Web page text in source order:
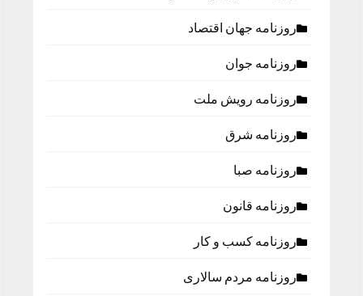
روزنامه جهان اقتصاد
روزنامه جوان
روزنامه رویش ملت
روزنامه شرق
روزنامه صبا
روزنامه قانون
روزنامه كسب و كار
روزنامه مردم سالاری